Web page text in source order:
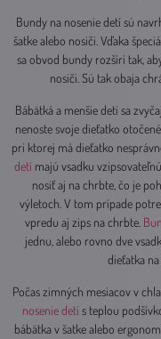
Bundy na nosenie detí sú
šatke alebo nosiči. Vďaka
sa obvod bundy rozšíri tak,
nosiči. Sú tak obaja
Bábätká a menšie deti sa
nenoste svoje dieťatko
pri ktorej má dieťatko
detí majú vsadku
nosiť aj na chrbte, čo je
výletoch. V tom prípade
vpredu aj zips na chrbte.
jednu, alebo rovno dve
dieťatka
Počas zimných mesiacov v
nosenie detís teplou
bábätka v šatke alebo